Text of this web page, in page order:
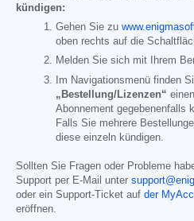
kündigen:
Gehen Sie zu
oben rechts auf die
Melden Sie sich mit Ihrem
Im Navigationsmenü finden
„Bestellung/Lizenzen“
Abonnement gegebenenfalls
Falls Sie mehrere
diese einzeln kündigen.
Sollten Sie Fragen oder Probleme
Support per E-Mail unter
oder ein Support-Ticket auf der
eröffnen.